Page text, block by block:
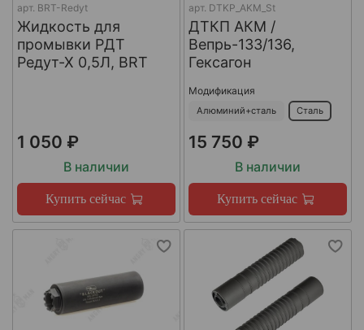
арт. BRT-Redyt
Жидкость для
промывки РДТ
Редут-Х 0,5Л, BRT
1 050 ₽
В наличии
Купить сейчас
арт. DTKP_AKM_St
ДТКП АКМ /
Вепрь-133/136,
Гексагон
Модификация
Алюминий+сталь Сталь
15 750 ₽
В наличии
Купить сейчас